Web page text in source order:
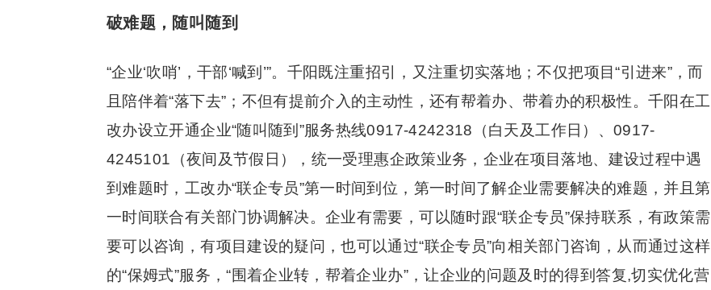
破难题，随叫随到
“企业‘吹哨’，干部‘喊到’”。千阳既注重招引，又注重切实落地；不仅把项目“引进来”，而
且陪伴着“落下去”；不但有提前介入的主动性，还有帮着办、带着办的积极性。千阳在工
改办设立开通企业“随叫随到”服务热线0917-4242318（白天及工作日）、0917-
4245101（夜间及节假日），统一受理惠企政策业务，企业在项目落地、建设过程中遇
到难题时，工改办“联企专员”第一时间到位，第一时间了解企业需要解决的难题，并且第
一时间联合有关部门协调解决。企业有需要，可以随时跟“联企专员”保持联系，有政策需
要可以咨询，有项目建设的疑问，也可以通过“联企专员”向相关部门咨询，从而通过这样
的“保姆式”服务，“围着企业转，帮着企业办”，让企业的问题及时的得到答复,切实优化营